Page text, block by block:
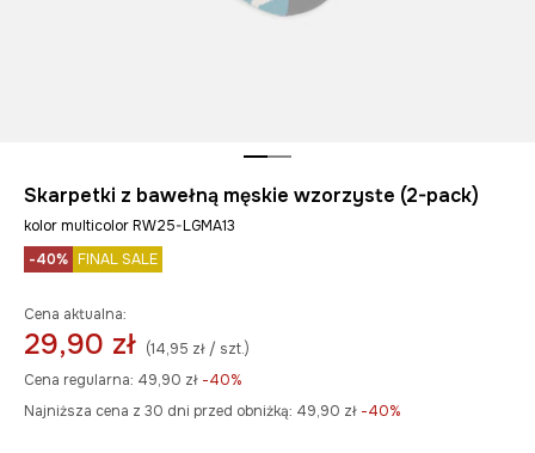
Skarpetki z bawełną męskie wzorzyste (2-pack)
kolor multicolor RW25-LGMA13
-40% FINAL SALE
Cena aktualna:
29,90 zł (14,95 zł / szt.)
Cena regularna: 49,90 zł -40%
Najniższa cena z 30 dni przed obniżką: 49,90 zł -40%